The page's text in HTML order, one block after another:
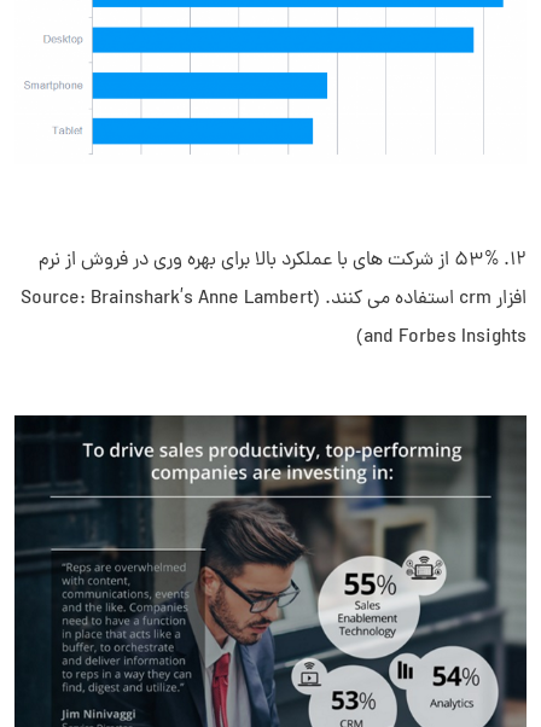
12. 53% از شرکت های با عملکرد بالا برای بهره وری در فروش از نرم
افزار crm استفاده می کنند. (Source: Brainshark’s Anne Lambert
and Forbes Insights)